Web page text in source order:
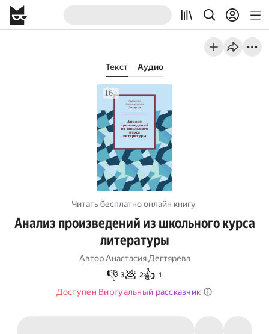
Текст Аудио
Читать бесплатно онлайн книгу
Анализ произведений из школьного курса
литературы
Автор Анастасия Дегтярева
👎 3💩 2👍 1
Доступен Виртуальный рассказчик